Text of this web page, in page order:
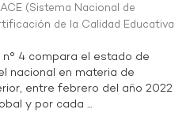
(Sistema Nacional de
de la Calidad Educativa
4 compara el estado de
nacional en materia de
entre febrero del año 2022
y por cada ...